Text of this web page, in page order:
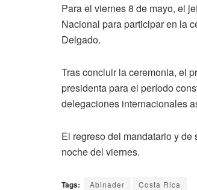
Para el viernes 8 de mayo, el
Nacional para participar en la
Delgado.
Tras concluir la ceremonia, el
presidenta para el período
delegaciones internacionales
El regreso del mandatario y
noche del viernes.
Tags: Abinader Costa Rica